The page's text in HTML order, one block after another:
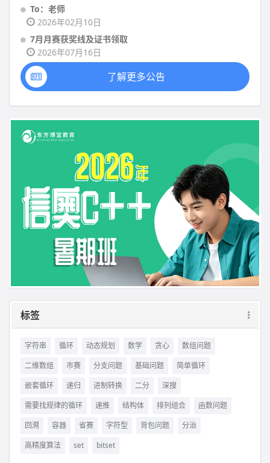
To：老师
2026年02月10日
7月月赛获奖线及证书领取
2026年07月16日
了解更多公告
标签
字符串 循环 动态规划 数学 贪心
数组问题
二维数组
市赛 分支问题 基础问题
简单循环
嵌套循环
递归 进制转换 二分
深搜
需要找规律的循环
递推 结构体 排列组合
函数问题
回溯
容器 省赛 字符型 背包问题
分治
高精度算法
set bitset